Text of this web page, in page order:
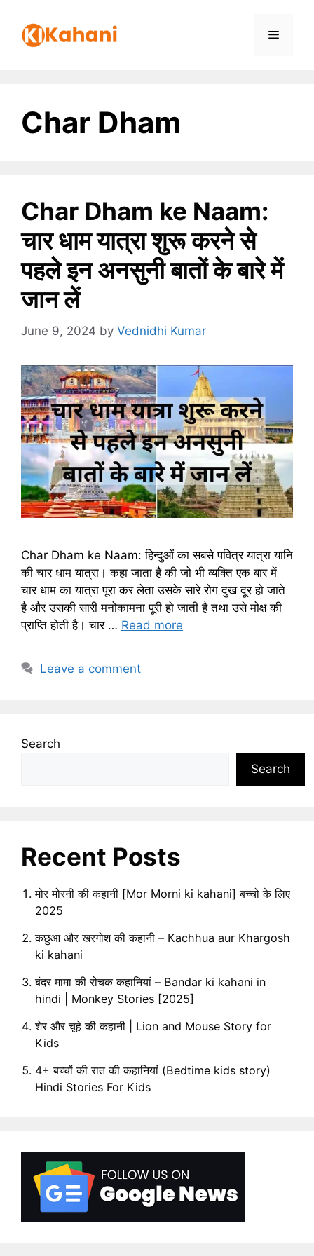
content
Menu
Char Dham
Char Dham ke Naam:
चार धाम यात्रा शुरू करने से
पहले इन अनसुनी बातों के बारे में
जान लें
June 9, 2024 by Vednidhi Kumar
Char Dham ke Naam: हिन्दुओं का सबसे पवित्र यात्रा यानि
की चार धाम यात्रा। कहा जाता है की जो भी व्यक्ति एक बार में
चार धाम का यात्रा पूरा कर लेता उसके सारे रोग दुख दूर हो जाते
है और उसकी सारी मनोकामना पूरी हो जाती है तथा उसे मोक्ष की
प्राप्ति होती है। चार … Read more
Leave a comment
Search
Search
Recent Posts
मोर मोरनी की कहानी [Mor Morni ki kahani] बच्चो के लिए
2025
कछुआ और खरगोश की कहानी – Kachhua aur Khargosh
ki kahani
बंदर मामा की रोचक कहानियां – Bandar ki kahani in
hindi | Monkey Stories [2025]
शेर और चूहे की कहानी | Lion and Mouse Story for
Kids
4+ बच्चों की रात की कहानियां (Bedtime kids story)
Hindi Stories For Kids